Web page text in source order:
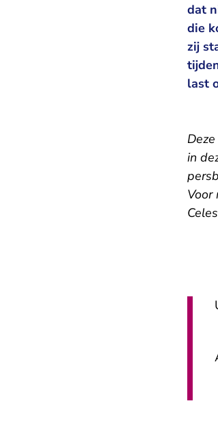
dat
die
zij
last
in
Voor